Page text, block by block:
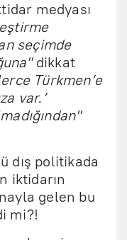
medyası
seçimde
dikkat
Türkmen’e
var.’
dış politikada
iktidarın
gelen bu
mi?!